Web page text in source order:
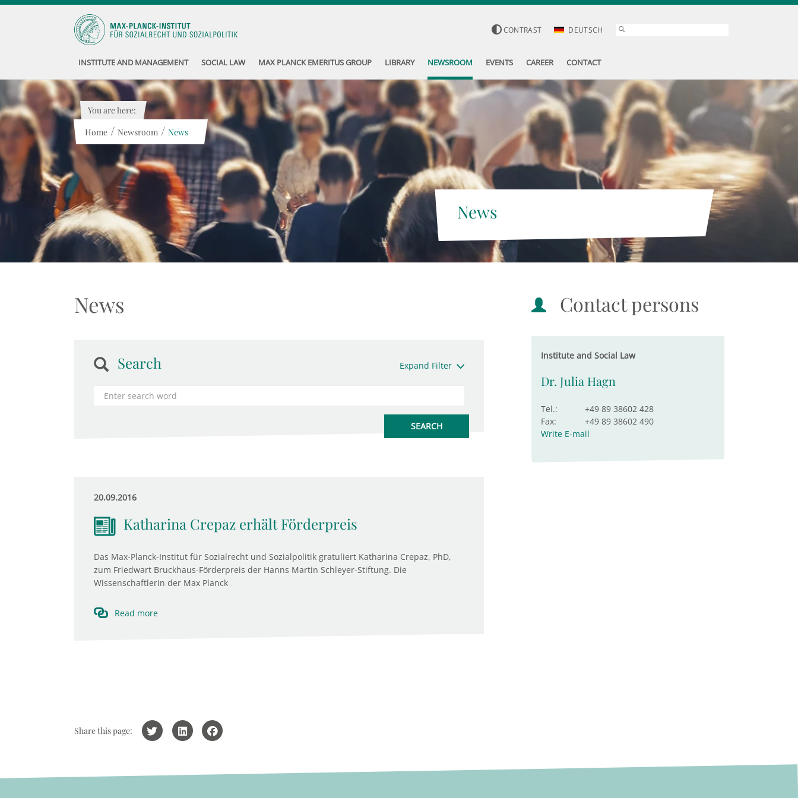
CONTRAST DEUTSCH
INSTITUTE AND MANAGEMENT SOCIAL LAW MAX PLANCK EMERITUS GROUP LIBRARY NEWSROOM EVENTS CAREER CONTACT
News
You are here:
Home / Newsroom / News
News
Search Expand Filter
20.09.2016
Katharina Crepaz erhält Förderpreis
Das Max-Planck-Institut für Sozialrecht und Sozialpolitik gratuliert Katharina Crepaz, PhD,
zum Friedwart Bruckhaus-Förderpreis der Hanns Martin Schleyer-Stiftung. Die
Wissenschaftlerin der Max Planck
Read more
Contact persons
Institute and Social Law
Dr. Julia Hagn
Tel.:
+49 89 38602 428
Fax:
+49 89 38602 490
Write E-mail
Share this page: